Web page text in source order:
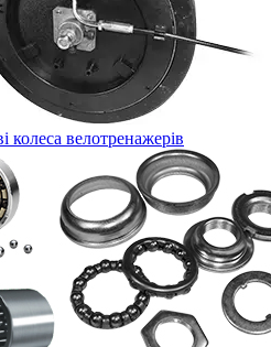
колеса велотренажерів